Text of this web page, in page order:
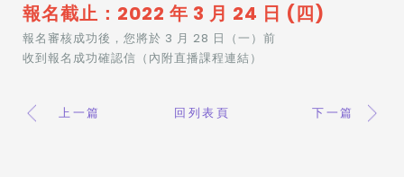
報名截止：2022 年 3 月 24 日 (四)
報名審核成功後，您將於 3 月 28 日（一）前
收到報名成功確認信（內附直播課程連結）
上一篇 回列表頁 下一篇